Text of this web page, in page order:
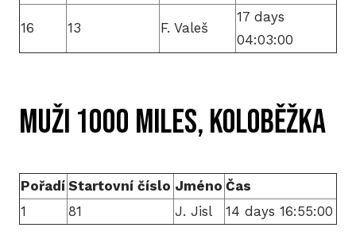
16 13 F. Valeš
17 days
04:03:00
MUŽI 1000 miles, KOLOBĚŽKA
Pořadí Startovní číslo Jméno Čas
1
81 J. Jisl 14 days 16:55:00